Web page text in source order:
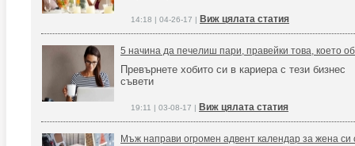
14:18 | 04-26-17 | Виж цялата статия
5 начина да печелиш пари, правейки това, което
Превърнете хобито си в кариера с тези бизнес
съвети
19:11 | 03-08-17 | Виж цялата статия
Мъж направи огромен адвент календар за жена си